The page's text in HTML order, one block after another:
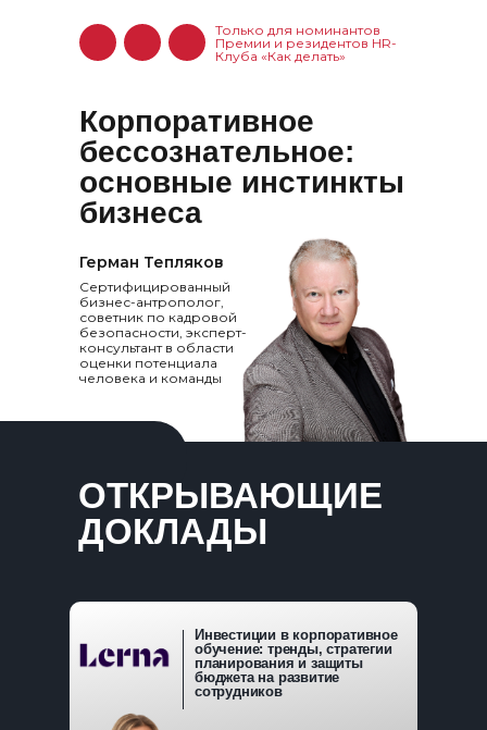
Только для номинантов
Премии и резидентов HR-
Клуба «Как делать»
Сертифицированный
бизнес-антрополог,
советник по кадровой
безопасности, эксперт-
консультант в области
оценки потенциала
человека и команды
Герман Тепляков
Корпоративное
бессознательное:
основные инстинкты
бизнеса
ОТКРЫВАЮЩИЕ
ДОКЛАДЫ
Инвестиции в корпоративное
обучение: тренды, стратегии
планирования и защиты
бюджета на развитие
сотрудников